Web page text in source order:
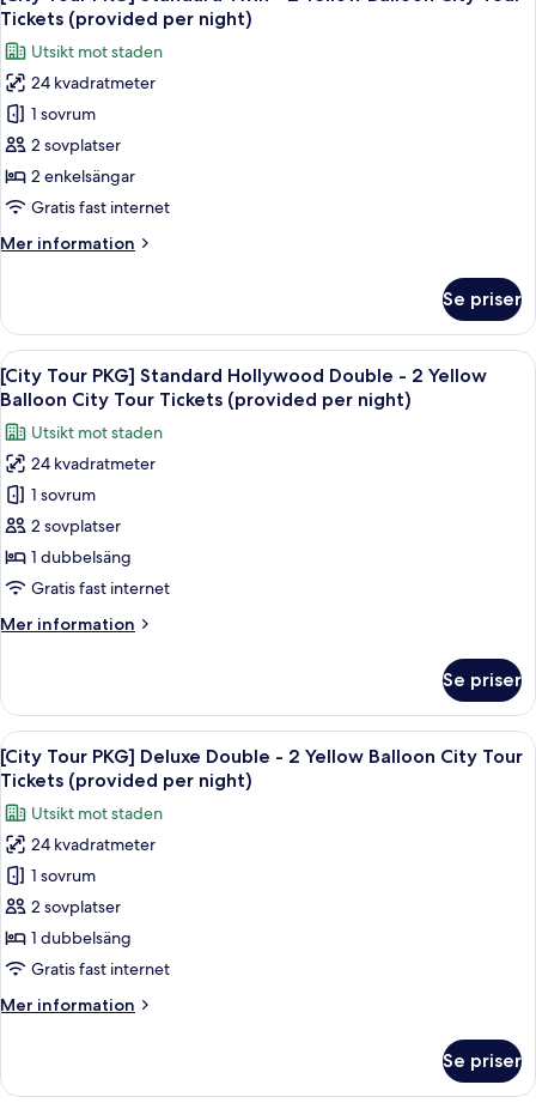
Tickets
(provided
per
night)
Double
2
Yellow
Balloon
City
Tour
(provided
per
alla
foton
för
[City
Tour
PKG]
Standard
Twin
2
City
Tour
Tickets
(provided
per
night)
Tickets (provided per night)
Utsikt mot staden
24 kvadratmeter
1 sovrum
2 sovplatser
2 enkelsängar
Gratis fast internet
Mer information
Mer
Tour
PKG]
Standard
Twin
2
Yellow
Balloon
City
Tour
(provided
per
Se priser
Öppna
alla
foton
för
[City
Tour
PKG]
Standard
Hollywood
-
Balloon
City
Tour
Tickets
(provided
per
night)
En dubbeldäckarbuss vid en
7
[City Tour PKG] Standard Hollywood Double - 2 Yellow
Balloon City Tour Tickets (provided per night)
Utsikt mot staden
24 kvadratmeter
1 sovrum
2 sovplatser
1 dubbelsäng
Gratis fast internet
Mer information
Mer
Tour
PKG]
Standard
Hollywood
-
2
Yellow
Balloon
City
Tickets
(provided
night)
Se priser
Öppna
alla
foton
för
[City
Tour
PKG]
Deluxe
Double
2
City
En dubbeldäckarbuss vid en
8
[City Tour PKG] Deluxe Double - 2 Yellow Balloon City Tour
Tickets (provided per night)
Utsikt mot staden
24 kvadratmeter
1 sovrum
2 sovplatser
1 dubbelsäng
Gratis fast internet
Mer information
Mer
Tour
Se priser